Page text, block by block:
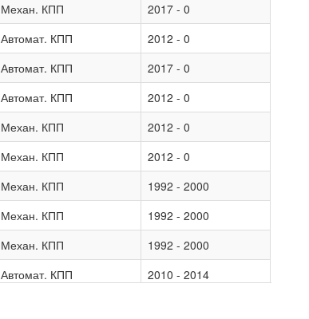
Механ. КПП
2017 - 0
Автомат. КПП
2012 - 0
Автомат. КПП
2017 - 0
Автомат. КПП
2012 - 0
Механ. КПП
2012 - 0
Механ. КПП
2012 - 0
Механ. КПП
1992 - 2000
Механ. КПП
1992 - 2000
Механ. КПП
1992 - 2000
Автомат. КПП 2010 - 2014